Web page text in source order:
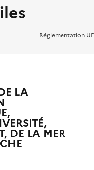
Réglementation UE
LA
DE LA MER